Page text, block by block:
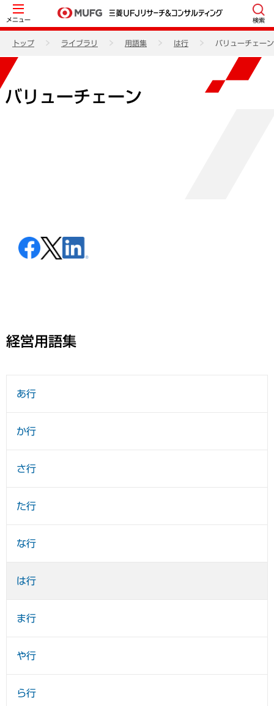
メニュー 検索
トップ ライブラリ 用語集 は行 バリューチェーン
バリューチェーン
経営用語集
あ行
か行
さ行
た行
な行
は行
ま行
や行
ら行